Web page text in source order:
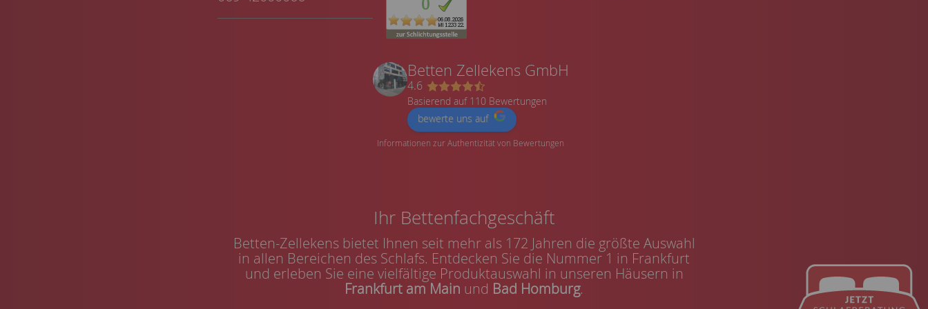
Betten Zellekens GmbH
4.6
Basierend auf 110 Bewertungen
bewerte uns auf
Informationen zur Authentizität von Bewertungen
Ihr Bettenfachgeschäft
Betten-Zellekens bietet Ihnen seit mehr als 172 Jahren die größte Auswahl
in allen Bereichen des Schlafs. Entdecken Sie die Nummer 1 in Frankfurt
und erleben Sie eine vielfältige Produktauswahl in unseren Häusern in
Frankfurt am Main und Bad Homburg.